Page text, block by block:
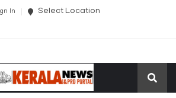
In Select Location